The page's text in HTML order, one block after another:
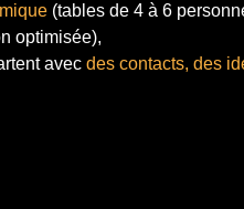
(tables de 4 à 6
optimisée),
avec des contacts, des